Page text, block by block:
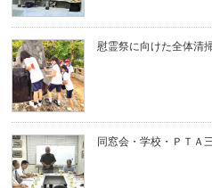
慰霊祭に向けた全体清
同窓会・学校・ＰＴＡ